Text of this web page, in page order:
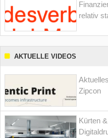
relativ
AKTUELLE VIDEOS
Zipcon
Kürten